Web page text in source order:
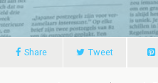
Share Tweet